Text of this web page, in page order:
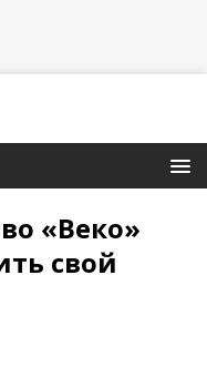
«Веко»
свой